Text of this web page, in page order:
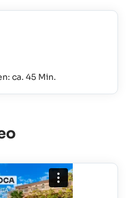
ca. 45 Min.